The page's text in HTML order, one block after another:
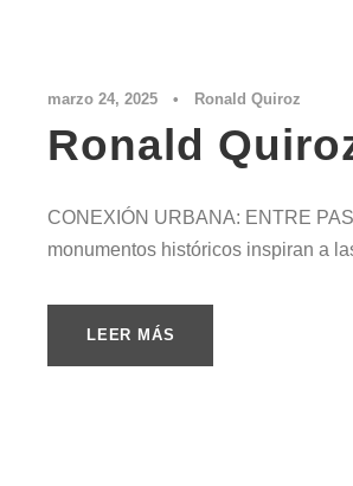
marzo 24, 2025 • Ronald Quiroz
Ronald
CONEXIÓN URBANA: ENTRE
monumentos históricos inspiran a
LEER MÁS